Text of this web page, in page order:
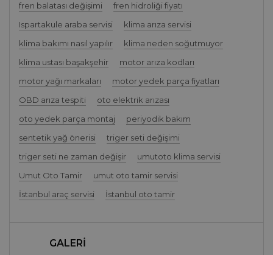
fren balatası değişimi
fren hidroliği fiyatı
Ispartakule araba servisi
klima arıza servisi
klima bakımı nasıl yapılır
klima neden soğutmuyor
klima ustası başakşehir
motor arıza kodları
motor yağı markaları
motor yedek parça fiyatları
OBD arıza tespiti
oto elektrik arızası
oto yedek parça montaj
periyodik bakım
sentetik yağ önerisi
triger seti değişimi
triger seti ne zaman değişir
umutoto klima servisi
Umut Oto Tamir
umut oto tamir servisi
İstanbul araç servisi
İstanbul oto tamir
GALERİ